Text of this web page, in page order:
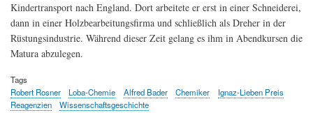
Kindertransport nach England. Dort arbeitete er erst in einer Schneiderei,
dann in einer Holzbearbeitungsfirma und schließlich als Dreher in der
Rüstungsindustrie. Während dieser Zeit gelang es ihm in Abendkursen die
Matura abzulegen.
Tags
Robert Rosner
Loba-Chemie Alfred Bader Chemiker
Ignaz-Lieben Preis
Reagenzien
Wissenschaftsgeschichte